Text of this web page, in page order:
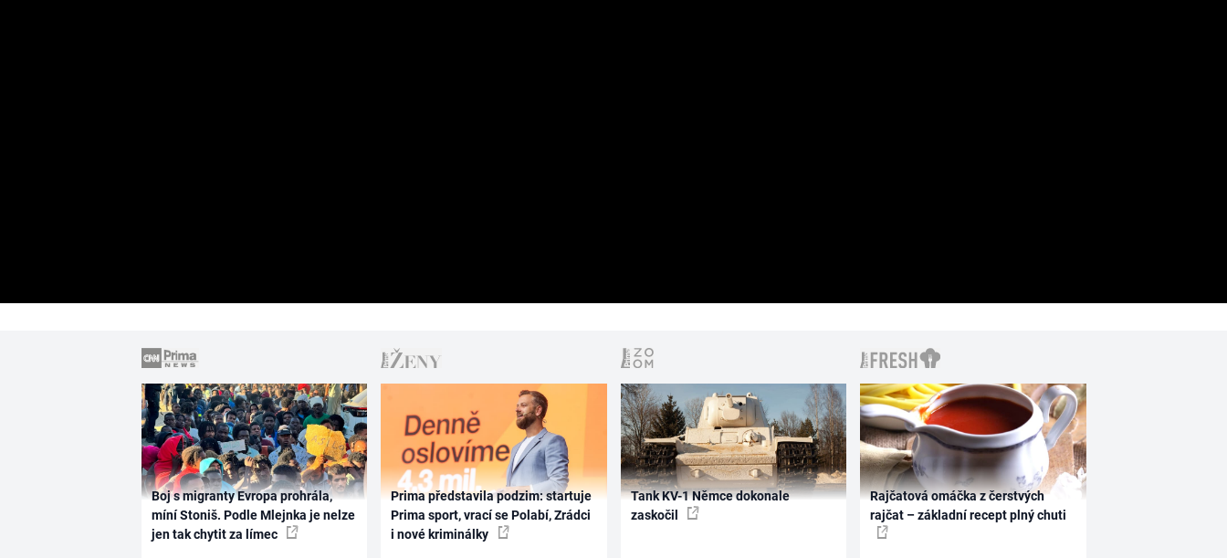
Boj s migranty Evropa prohrála,
míní Stoniš. Podle Mlejnka je nelze
jen tak chytit za límec
Prima představila podzim: startuje
Prima sport, vrací se Polabí, Zrádci
i nové kriminálky
Tank KV-1 Němce dokonale
zaskočil
Rajčatová omáčka z čerstvých
rajčat – základní recept plný chuti